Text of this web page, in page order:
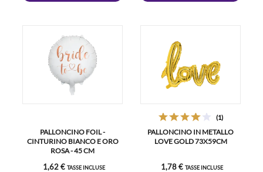
PALLONCINO FOIL -
CINTURINO BIANCO E ORO
ROSA - 45 CM
1,62 € TASSE INCLUSE
(1)
PALLONCINO IN METALLO
LOVE GOLD 73X59CM
1,78 € TASSE INCLUSE